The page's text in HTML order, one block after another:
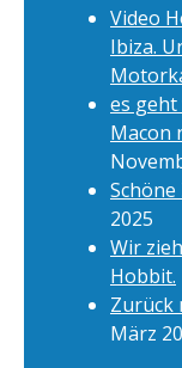
Video
Ibiza.
es geht
Macon
2025
Wir
Hobbit.
Zurück
März